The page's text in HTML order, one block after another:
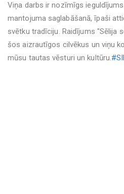
Viņa darbs ir nozīmīgs
mantojuma saglabāšanā, īpaši
svētku tradīciju. Raidījums "Sēlija
šos aizrautīgos cilvēkus un viņu
mūsu tautas vēsturi un kultūru.